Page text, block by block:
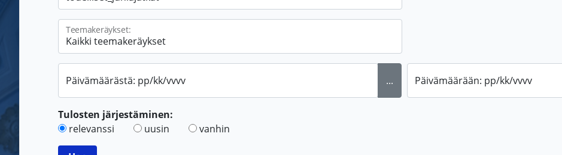
Teemakeräykset:
Päivämäärästä: pp/kk/vvvv ... Päivämäärään: pp/kk/vvvv
Tulosten järjestäminen:
relevanssi
uusin vanhin